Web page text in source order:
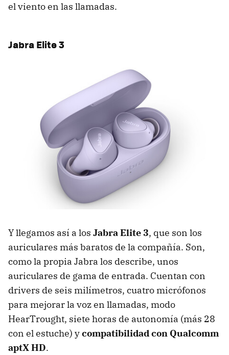
el viento en las llamadas.
Jabra Elite 3
Y llegamos así a los Jabra Elite 3, que son los
auriculares más baratos de la compañía. Son,
como la propia Jabra los describe, unos
auriculares de gama de entrada. Cuentan con
drivers de seis milímetros, cuatro micrófonos
para mejorar la voz en llamadas, modo
HearTrought, siete horas de autonomía (más 28
con el estuche) ycompatibilidad con Qualcomm
aptX HD.